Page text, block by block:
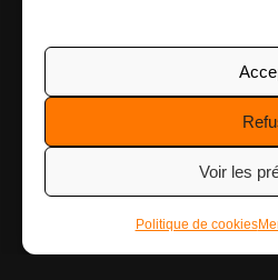
Voir les
Politique de cookies
Mentions
Nous